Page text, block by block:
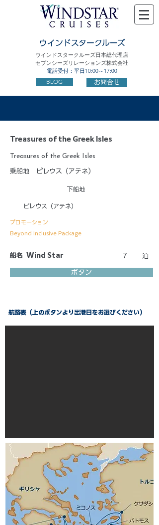
ウインドスタークルーズ
ウインドスタークルーズ日本総代理店
セブンシーズリレーションズ株式会社
電話受付：平日10:00～17:00
BLOG お問合せ
Treasures of the Greek Isles
Treasures of the Greek Isles
乗船地 ピレウス（アテネ）
下船地
ピレウス（アテネ）
プロモーション
Beyond Inclusive Package
船名 Wind Star 7 泊
ボタン
航路表（上のボタンより出港日をお選びください）